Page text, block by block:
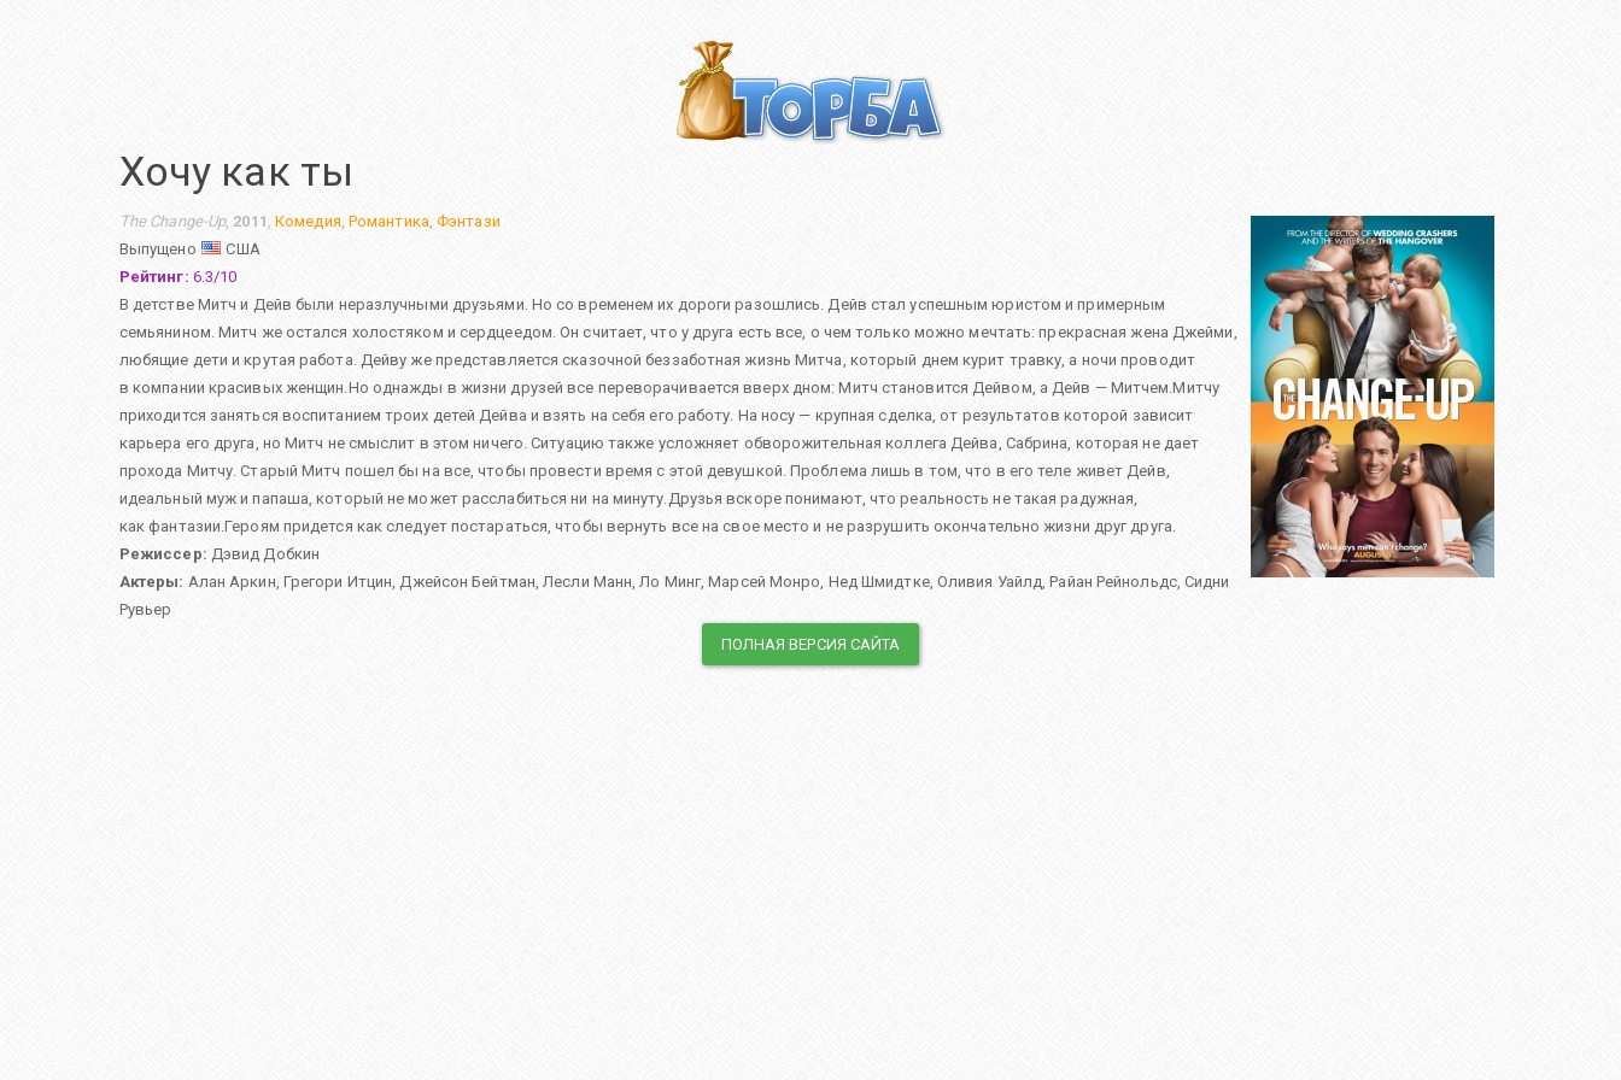
Хочу как ты
The Change-Up, 2011 , Комедия, Романтика,Фэнтази
Выпущено
США
Рейтинг: 6.3/10
В детстве Митч и Дейв были неразлучными друзьями. Но со временем их дороги разошлись. Дейв стал успешным юристом и примерным
семьянином. Митч же остался холостяком и сердцеедом. Он считает, что у друга есть все, о чем только можно мечтать: прекрасная жена Джейми,
любящие дети и крутая работа. Дейву же представляется сказочной беззаботная жизнь Митча, который днем курит травку, а ночи проводит
в компании красивых женщин.Но однажды в жизни друзей все переворачивается вверх дном: Митч становится Дейвом, а Дейв — Митчем.Митчу
приходится заняться воспитанием троих детей Дейва и взять на себя его работу. На носу — крупная сделка, от результатов которой зависит
карьера его друга, но Митч не смыслит в этом ничего. Ситуацию также усложняет обворожительная коллега Дейва, Сабрина, которая не дает
прохода Митчу. Старый Митч пошел бы на все, чтобы провести время с этой девушкой. Проблема лишь в том, что в его теле живет Дейв,
идеальный муж и папаша, который не может расслабиться ни на минуту.Друзья вскоре понимают, что реальность не такая радужная,
как фантазии.Героям придется как следует постараться, чтобы вернуть все на свое место и не разрушить окончательно жизни друг друга.
Режиссер: Дэвид Добкин
Актеры: Алан Аркин, Грегори Итцин,Джейсон Бейтман,Лесли Манн,Ло Минг,Марсей Монро, Нед Шмидтке, Оливия Уайлд,Райан Рейнольдс,Сидни
Рувьер
ПОЛНАЯ ВЕРСИЯ САЙТА